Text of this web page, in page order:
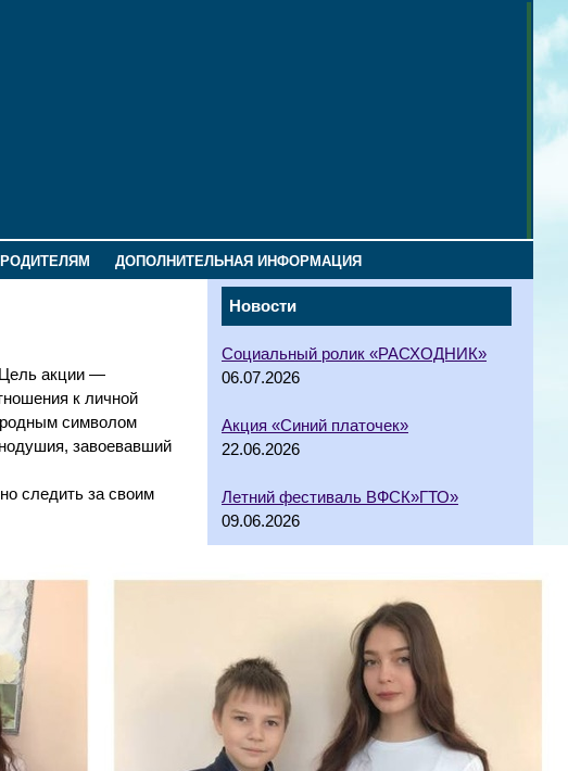
РОДИТЕЛЯМ ДОПОЛНИТЕЛЬНАЯ ИНФОРМАЦИЯ
Новости
Социальный ролик «РАСХОДНИК»
06.07.2026
Акция «Синий платочек»
22.06.2026
Летний фестиваль ВФСК»ГТО»
09.06.2026
Возложение гирлянды к памятнику
односельчанам — участникам
Великой Отечественной войны.
12.05.2026
акции —
к личной
символом
завоевавший
следить за своим